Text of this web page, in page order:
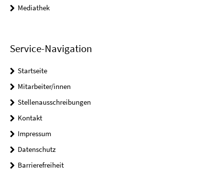
Mediathek
Service-Navigation
Startseite
Mitarbeiter/innen
Stellenausschreibungen
Kontakt
Impressum
Datenschutz
Barrierefreiheit